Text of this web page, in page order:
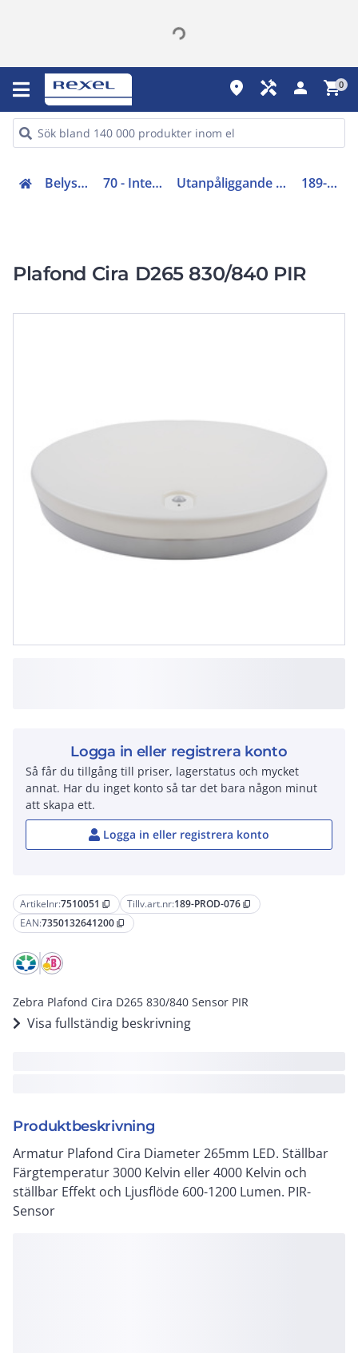
place handyman person shopping_cart0
Belysning (70-83) 70 - Interiörarmaturer Utanpåliggande plafondarmaturer LED 189-PROD-076
Plafond Cira D265 830/840 PIR
Artikelnr:7510051 content_copy Tillv.art.nr:189-PROD-076 content_copy
EAN:7350132641200 content_copy
Zebra Plafond Cira D265 830/840 Sensor PIR
Visa fullständig beskrivning
Produktbeskrivning
Armatur Plafond Cira Diameter 265mm LED. Ställbar
Färgtemperatur 3000 Kelvin eller 4000 Kelvin och
ställbar Effekt och Ljusflöde 600-1200 Lumen. PIR-
Sensor
Logga in eller registrera konto
Så får du tillgång till priser, lagerstatus och mycket
annat. Har du inget konto så tar det bara någon minut
att skapa ett.
Logga in eller registrera konto